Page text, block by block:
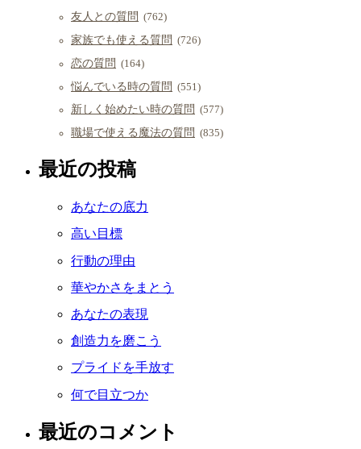
友人との質問 (762)
家族でも使える質問 (726)
恋の質問 (164)
悩んでいる時の質問 (551)
新しく始めたい時の質問 (577)
職場で使える魔法の質問 (835)
最近の投稿
あなたの底力
高い目標
行動の理由
華やかさをまとう
あなたの表現
創造力を磨こう
プライドを手放す
何で目立つか
最近のコメント